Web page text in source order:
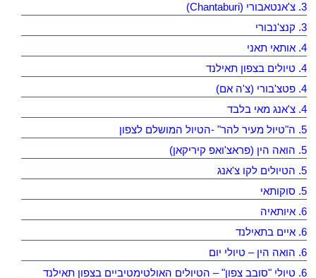
3. צ'אנטאבורי (Chantaburi)
3. קנצ'נבורי
4. אותאי תאני
4. טיולים בצפון תאילנד
4. פטצ'בורי (צ'ה אם)
4. צ'אנג מאי בלבד
5. ה"טיול מעיר להר" -הטיול המושלם לצפון
5. הואה הין (פראצ'ואפ קיריקאן)
5. הטיולים לקו צ'אנג
5. סוקותאי
6. איותאיה
6. איים בתאילנד
6. הואה הין – טיולי יום
6. טיולי "סובב צפון" – הטיולים האולטימטיביים בצפון תאילנד